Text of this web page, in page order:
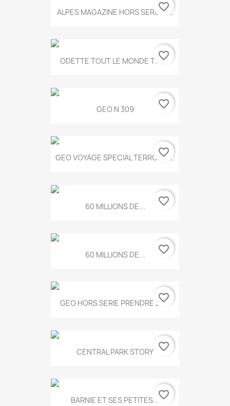
ALPES MAGAZINE HORS SERIE N...
favorite_border
ODETTE TOUT LE MONDE T.546
favorite_border
GEO N 309 favorite_border
GEO VOYAGE SPECIAL TERROIRS...
favorite_border
60 MILLIONS DE... favorite_border
60 MILLIONS DE... favorite_border
GEO HORS SERIE PRENDRE LE...
favorite_border
CENTRAL PARK STORY favorite_border
BARNIE ET SES PETITES...favorite_border